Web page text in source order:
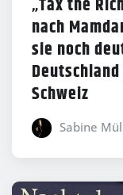
„Tax the
nach
sie noch
Schweiz
Sabine